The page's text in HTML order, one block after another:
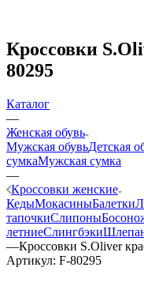
Кроссовки
80295
Каталог
—
Женская обувь
Мужская обувьДетская
сумкаМужская сумка
—
Кроссовки женские
КедыМокасиныБалетки
тапочкиСлипоны
летниеСлингбэки
—Кроссовки S.Oliver
Артикул: F-80295